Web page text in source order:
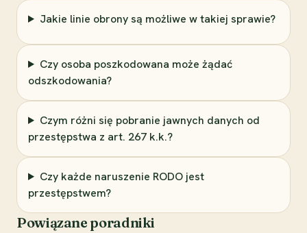
Jakie linie obrony są możliwe w takiej sprawie?
Czy osoba poszkodowana może żądać
odszkodowania?
Czym różni się pobranie jawnych danych od
przestępstwa z art. 267 k.k.?
Czy każde naruszenie RODO jest
przestępstwem?
Powiązane poradniki